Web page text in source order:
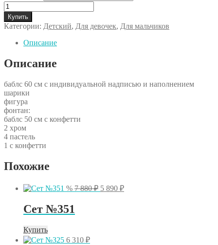
Количество
товара
Сет
№5.485
Купить
Категории: Детский, Для девочек, Для мальчиков
Описание
Описание
баблс 60 см с индивидуальной надписью и наполнением
шарики
фигура
фонтан:
баблс 50 см с конфетти
2 хром
4 пастель
1 с конфетти
Похожие
% 7 880₽ Первоначальная
5 890 ₽Текущая
Сет №351
Купить
6 310 ₽